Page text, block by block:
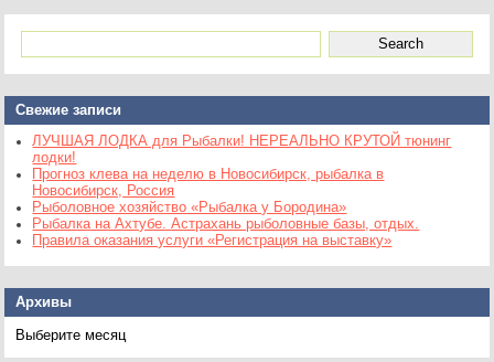
Свежие записи
ЛУЧШАЯ ЛОДКА для Рыбалки! НЕРЕАЛЬНО КРУТОЙ тюнинг
лодки!
Прогноз клева на неделю в Новосибирск, рыбалка в
Новосибирск, Россия
Рыболовное хозяйство «Рыбалка у Бородина»
Рыбалка на Ахтубе. Астрахань рыболовные базы, отдых.
Правила оказания услуги «Регистрация на выставку»
Архивы
Архивы